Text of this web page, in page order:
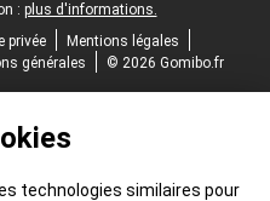
: plus d'informations.
privée
Mentions légales
générales © 2026 Gomibo.fr
technologies similaires pour